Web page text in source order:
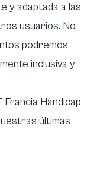
y adaptada a las
usuarios. No
podremos
inclusiva y
Francia Handicap
últimas